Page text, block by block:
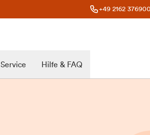
+49 2162
Service Hilfe & FAQ